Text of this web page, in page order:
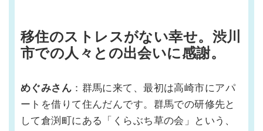
移住のストレスがない幸せ。渋川
市での人々との出会いに感謝。
めぐみさん ：群馬に来て、最初は高崎市にアパ
ートを借りて住んだんです。群馬での研修先と
して倉渕町にある「くらぶち草の会」という、